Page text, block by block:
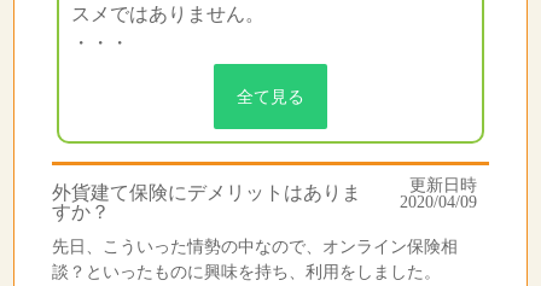
スメではありません。
・・・
全て見る
外貨建て保険にデメリットはありま
すか？
更新日時
2020/04/09
先日、こういった情勢の中なので、オンライン保険相
談？といったものに興味を持ち、利用をしました。